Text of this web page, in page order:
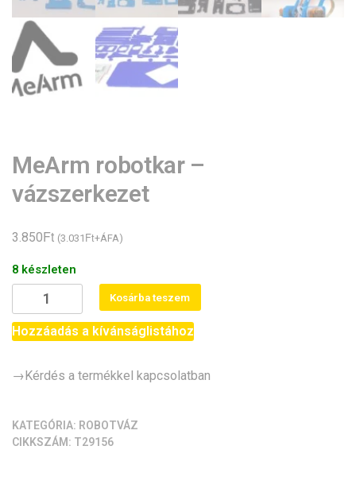
MeArm robotkar –
vázszerkezet
3.850Ft (3.031 Ft+ÁFA)
8 készleten
MeArm
robotkar
-
mennyiség
Kosárba teszem
Hozzáadás a kívánságlistához
→Kérdés a termékkel kapcsolatban
KATEGÓRIA: ROBOTVÁZ
CIKKSZÁM: T29156